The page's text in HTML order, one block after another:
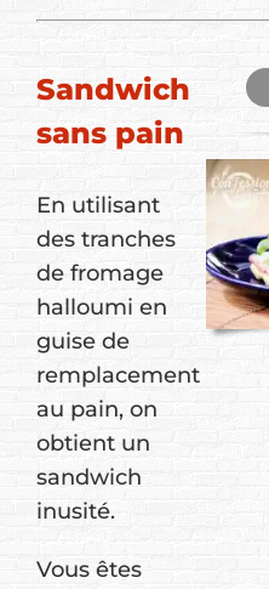
Sandwich
sans pain
En utilisant
des tranches
de fromage
halloumi en
guise de
remplacement
au pain, on
obtient un
sandwich
inusité.
Vous êtes